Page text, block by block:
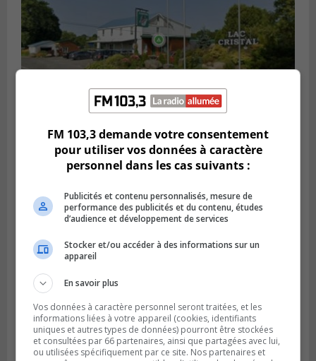
Publié le 5 août 2026 à 06h45
L’armée appelée à vérifier une grenade
trouvée dans un camping
LONGUEUIL
FM 103,3 demande votre consentement
pour utiliser vos données à caractère
personnel dans les cas suivants :
Publicités et contenu personnalisés, mesure de
performance des publicités et du contenu, études
d’audience et développement de services
Stocker et/ou accéder à des informations sur un
appareil
En savoir plus
Vos données à caractère personnel seront traitées, et les
informations liées à votre appareil (cookies, identifiants
uniques et autres types de données) pourront être stockées
et consultées par 66 partenaires, ainsi que partagées avec lui,
ou utilisées spécifiquement par ce site. Nos partenaires et